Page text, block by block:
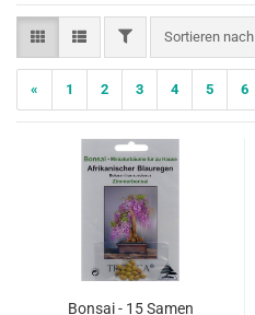
FILTERSortieren nach
Sortieren nach
« 1 2 3 4 5 6
Bonsai - 15 Samen